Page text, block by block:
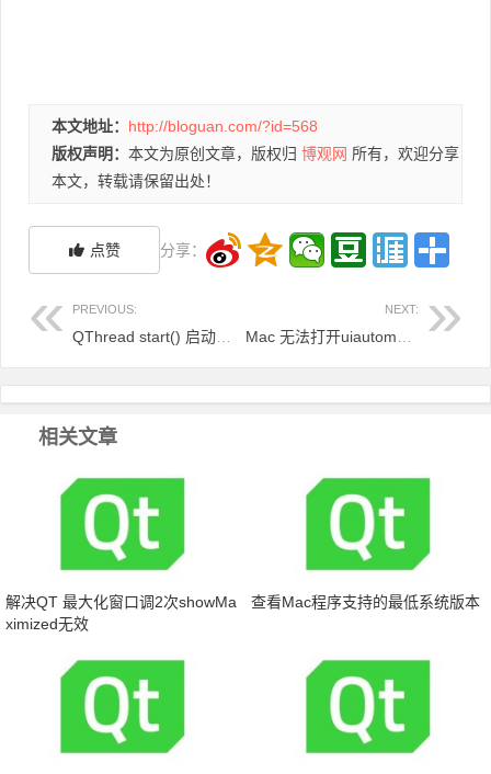
本文地址： http://bloguan.com/?id=568
版权声明： 本文为原创文章，版权归 博观网 所有，欢迎分享
本文，转载请保留出处！
点赞 分享：
PREVIOUS: NEXT:
相关文章
解决QT 最大化窗口调2次showMa
ximized无效
查看Mac程序支持的最低系统版本